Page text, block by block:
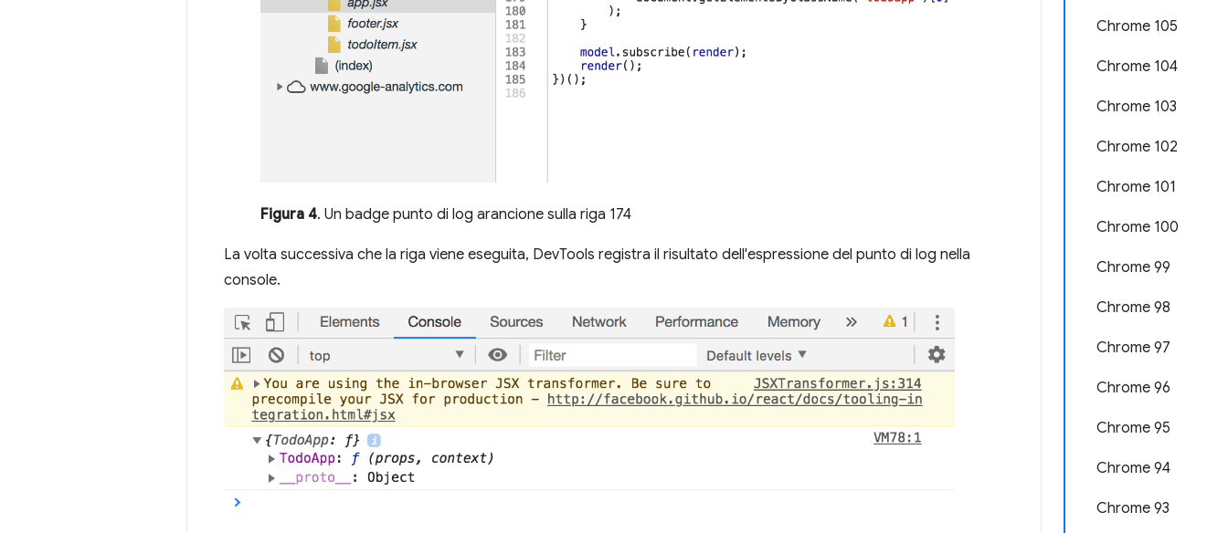
Chrome 105
Chrome 104
Chrome 103
Chrome 102
Chrome 101
Chrome 100
Chrome 99
Chrome 98
Chrome 97
Chrome 96
Chrome 95
Chrome 94
Chrome 93
Figura 4. Un badge punto di log arancione sulla riga 174
La volta successiva che la riga viene eseguita, DevTools registra il risultato dell'espressione del punto di log nella
console.